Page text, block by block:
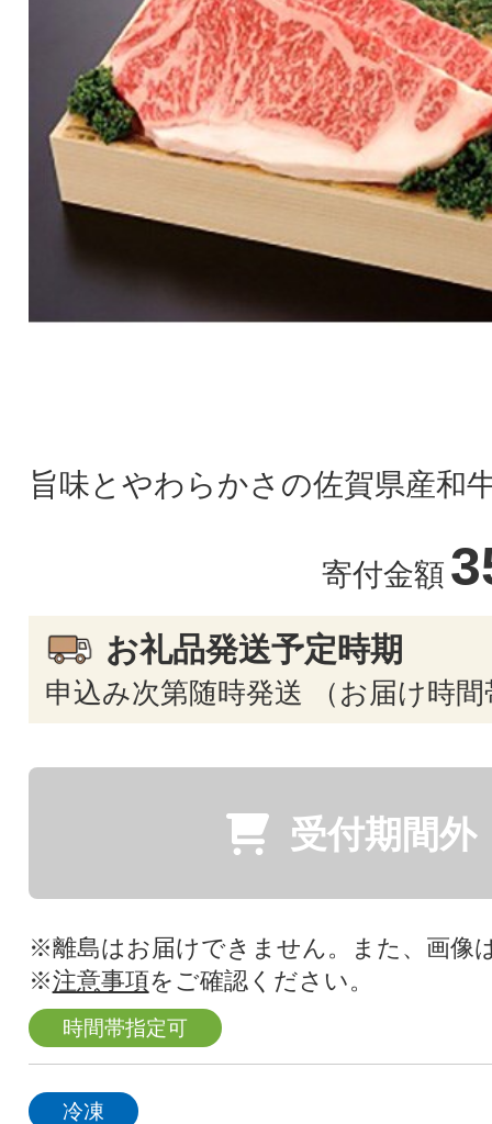
旨味とやわらかさの佐賀県産和
寄付金額
お礼品発送予定時期
申込み次第随時発送 （お届け時
受付期間外
※離島はお届けできません。また、画像
※注意事項をご確認ください。
時間帯指定可
冷凍